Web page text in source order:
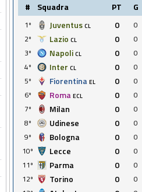
# Squadra PT G
1º Juventus CL 0 0
2º
Lazio CL 0 0
3º
Napoli CL 0 0
4º
Inter CL 0 0
5º
Fiorentina EL 0 0
6º
Roma ECL 0 0
7º
Milan 0 0
8º
Udinese 0 0
9º
Bologna 0 0
10º
Lecce 0 0
11º
Parma 0 0
12º
Torino 0 0